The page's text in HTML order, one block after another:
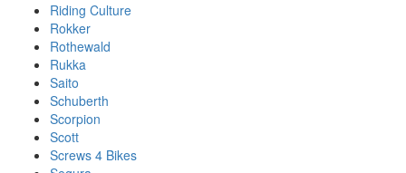
Riding Culture
Rokker
Rothewald
Rukka
Saito
Schuberth
Scorpion
Scott
Screws 4 Bikes